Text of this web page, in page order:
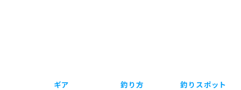
ギア 釣り方 釣りスポット